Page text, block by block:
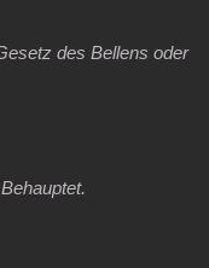
des Bellens oder